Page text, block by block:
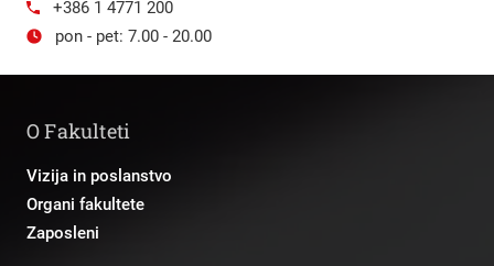
+386 1 4771 200
pon - pet: 7.00 - 20.00
O Fakulteti
Vizija in poslanstvo
Organi fakultete
Zaposleni